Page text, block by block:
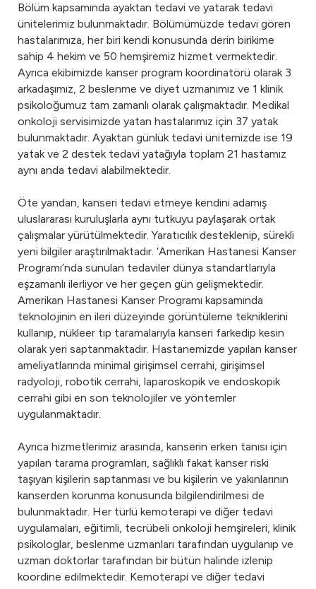
Bölüm kapsamında ayaktan tedavi ve yatarak tedavi
ünitelerimiz bulunmaktadır. Bölümümüzde tedavi gören
hastalarımıza, her biri kendi konusunda derin birikime
sahip 4 hekim ve 50 hemşiremiz hizmet vermektedir.
Ayrıca ekibimizde kanser program koordinatörü olarak 3
arkadaşımız, 2 beslenme ve diyet uzmanımız ve 1 klinik
psikoloğumuz tam zamanlı olarak çalışmaktadır. Medikal
onkoloji servisimizde yatan hastalarımız için 37 yatak
bulunmaktadır. Ayaktan günlük tedavi ünitemizde ise 19
yatak ve 2 destek tedavi yatağıyla toplam 21 hastamız
aynı anda tedavi alabilmektedir.
Öte yandan, kanseri tedavi etmeye kendini adamış
uluslararası kuruluşlarla aynı tutkuyu paylaşarak ortak
çalışmalar yürütülmektedir. Yaratıcılık desteklenip, sürekli
yeni bilgiler araştırılmaktadır. ‘Amerikan Hastanesi Kanser
Programı’nda sunulan tedaviler dünya standartlarıyla
eşzamanlı ilerliyor ve her geçen gün gelişmektedir.
Amerikan Hastanesi Kanser Programı kapsamında
teknolojinin en ileri düzeyinde görüntüleme tekniklerini
kullanıp, nükleer tıp taramalarıyla kanseri farkedip kesin
olarak yeri saptanmaktadır. Hastanemizde yapılan kanser
ameliyatlarında minimal girişimsel cerrahi, girişimsel
radyoloji, robotik cerrahi, laparoskopik ve endoskopik
cerrahi gibi en son teknolojiler ve yöntemler
uygulanmaktadır.
Ayrıca hizmetlerimiz arasında, kanserin erken tanısı için
yapılan tarama programları, sağlıklı fakat kanser riski
taşıyan kişilerin saptanması ve bu kişilerin ve yakınlarının
kanserden korunma konusunda bilgilendirilmesi de
bulunmaktadır. Her türlü kemoterapi ve diğer tedavi
uygulamaları, eğitimli, tecrübeli onkoloji hemşireleri, klinik
psikologlar, beslenme uzmanları tarafından uygulanıp ve
uzman doktorlar tarafından bir bütün halinde izlenip
koordine edilmektedir. Kemoterapi ve diğer tedavi